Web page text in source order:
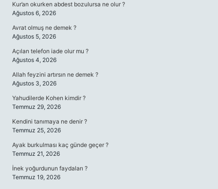
Kur’an okurken abdest bozulursa ne olur ?
Ağustos 6, 2026
Avrat olmuş ne demek ?
Ağustos 5, 2026
Açılan telefon iade olur mu ?
Ağustos 4, 2026
Allah feyzini artırsın ne demek ?
Ağustos 3, 2026
Yahudilerde Kohen kimdir ?
Temmuz 29, 2026
Kendini tanımaya ne denir ?
Temmuz 25, 2026
Ayak burkulması kaç günde geçer ?
Temmuz 21, 2026
İnek yoğurdunun faydaları ?
Temmuz 19, 2026